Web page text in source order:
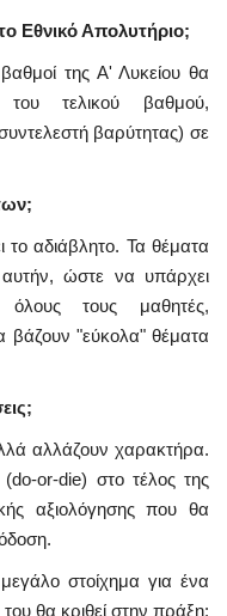
Εθνικό Απολυτήριο;
της Α' Λυκείου θα
τελικού βαθμού,
βαρύτητας) σε
αδιάβλητο. Τα θέματα
ώστε να υπάρχει
όλους τους μαθητές,
βάζουν "εύκολα" θέματα
αλλάζουν χαρακτήρα.
or-die) στο τέλος της
αξιολόγησης που θα
στοίχημα για ένα
θα κριθεί στην πράξη: